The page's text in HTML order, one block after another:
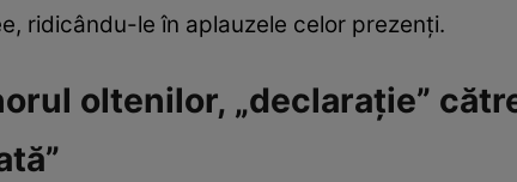
ridicându-le în aplauzele celor prezenți.
oltenilor, „declarație”